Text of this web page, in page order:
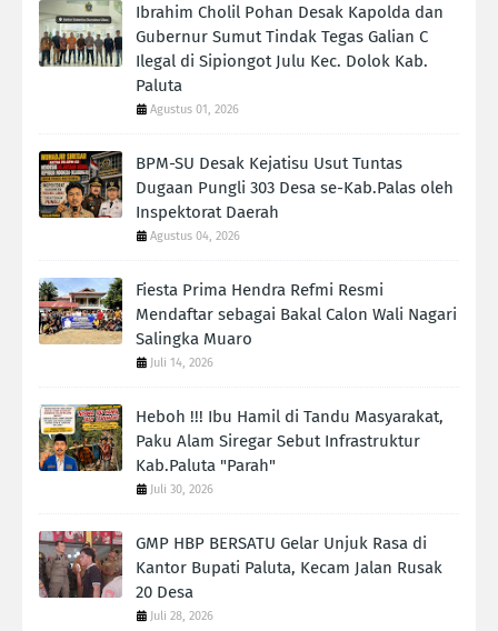
Ibrahim Cholil Pohan Desak Kapolda dan
Gubernur Sumut Tindak Tegas Galian C
Ilegal di Sipiongot Julu Kec. Dolok Kab.
Paluta
Agustus 01, 2026
BPM-SU Desak Kejatisu Usut Tuntas
Dugaan Pungli 303 Desa se-Kab.Palas oleh
Inspektorat Daerah
Agustus 04, 2026
Fiesta Prima Hendra Refmi Resmi
Mendaftar sebagai Bakal Calon Wali Nagari
Salingka Muaro
Juli 14, 2026
Heboh !!! Ibu Hamil di Tandu Masyarakat,
Paku Alam Siregar Sebut Infrastruktur
Kab.Paluta "Parah"
Juli 30, 2026
GMP HBP BERSATU Gelar Unjuk Rasa di
Kantor Bupati Paluta, Kecam Jalan Rusak
20 Desa
Juli 28, 2026